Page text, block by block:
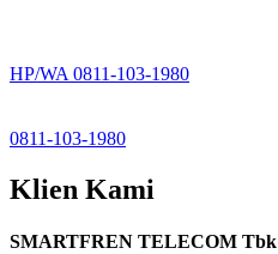
HP/WA 0811-103-1980
0811-103-1980
Klien Kami
SMARTFREN TELECOM Tbk